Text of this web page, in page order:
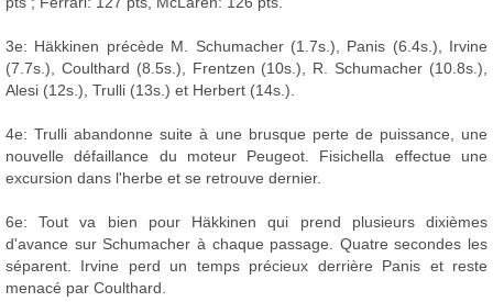
3e: Häkkinen précède M. Schumacher (1.7s.), Panis (6.4s.), Irvine
(7.7s.), Coulthard (8.5s.), Frentzen (10s.), R. Schumacher (10.8s.),
Alesi (12s.), Trulli (13s.) et Herbert (14s.).
4e: Trulli abandonne suite à une brusque perte de puissance, une
nouvelle défaillance du moteur Peugeot. Fisichella effectue une
excursion dans l'herbe et se retrouve dernier.
6e: Tout va bien pour Häkkinen qui prend plusieurs dixièmes
d'avance sur Schumacher à chaque passage. Quatre secondes les
séparent. Irvine perd un temps précieux derrière Panis et reste
menacé par Coulthard.